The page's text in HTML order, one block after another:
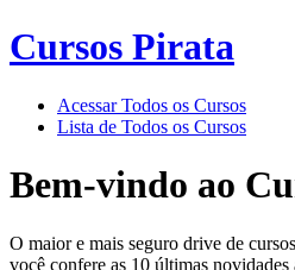
Cursos Pirata
Acessar Todos os Cursos
Lista de Todos os Cursos
Bem-vindo ao
O maior e mais seguro drive de
você confere as 10 últimas novidades